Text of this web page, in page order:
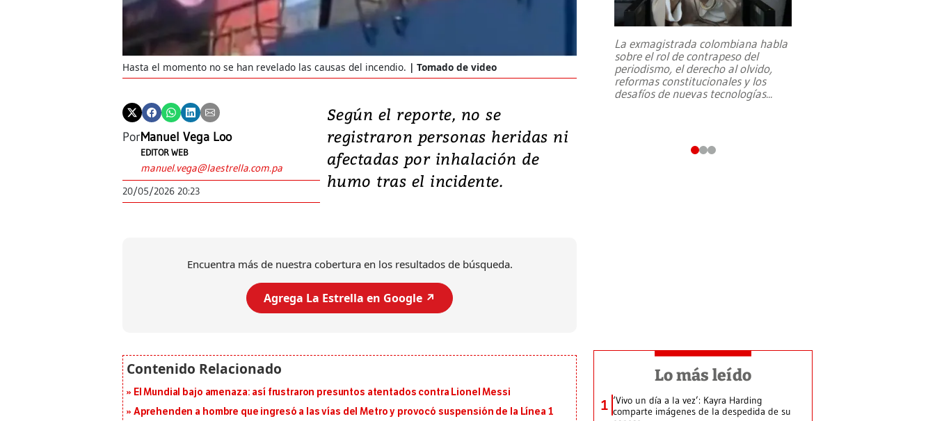
Hasta el momento no se han revelado las causas del incendio. Tomado de video
PorManuel Vega Loo
EDITOR WEB
manuel.vega@laestrella.com.pa
20/05/2026 20:23
Según el reporte, no se
registraron personas heridas ni
afectadas por inhalación de
humo tras el incidente.
Encuentra más de nuestra cobertura en los resultados de búsqueda.
Agrega La Estrella en Google ↗️
El Mundial bajo amenaza: así frustraron presuntos atentados contra Lionel Messi
Aprehenden a hombre que ingresó a las vías del Metro y provocó suspensión de la Línea 1
Un fuerte terremoto de magnitud
7,1 se registró este martes 28 de
julio en la prefectura de Kumamoto,
emergencia de gran...
La exmagistrada colombiana habla
sobre el rol de contrapeso del
periodismo, el derecho al olvido,
reformas constitucionales y los
desafíos de nuevas tecnologías...
Lo más leído
1 ‘Vivo un día a la vez’: Kayra Harding
comparte imágenes de la despedida de su